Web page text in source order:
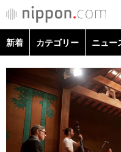
カテゴリー
新着 カテゴリー ニュー
政治・外交
経済・ビジネス
国際・海外